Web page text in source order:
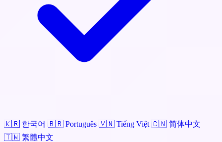
🇰🇷 한국어 🇧🇷 Português 🇻🇳 Tiếng Việt 🇨🇳 简体中文
🇹🇼 繁體中文